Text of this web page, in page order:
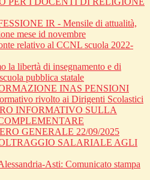
IR - Mensile di attualità,
mese id novembre
relativo al CCNL scuola 2022-
la libertà di insegnamento e di
pubblica statale
INAS PENSIONI
rivolto ai Dirigenti Scolastici
INFORMATIVO SULLA
GENERALE 22/09/2025
SALARIALE AGLI
Asti: Comunicato stampa